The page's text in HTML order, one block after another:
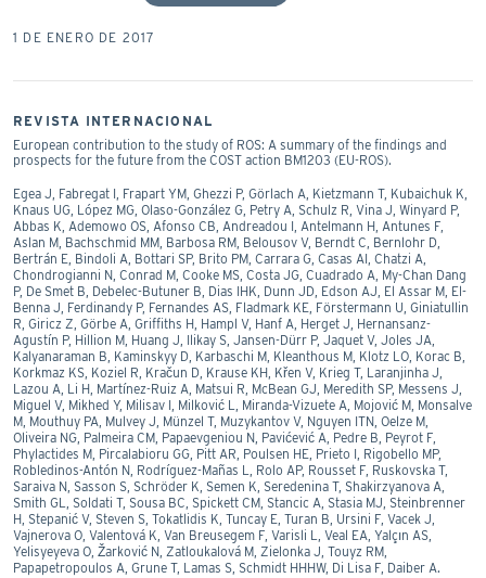
1 DE ENERO DE 2017
REVISTA INTERNACIONAL
European contribution to the study of ROS: A summary of the findings and
prospects for the future from the COST action BM1203 (EU-ROS).
Egea J, Fabregat I, Frapart YM, Ghezzi P, Görlach A, Kietzmann T, Kubaichuk K,
Knaus UG, López MG, Olaso-González G, Petry A, Schulz R, Vina J, Winyard P,
Abbas K, Ademowo OS, Afonso CB, Andreadou I, Antelmann H, Antunes F,
Aslan M, Bachschmid MM, Barbosa RM, Belousov V, Berndt C, Bernlohr D,
Bertrán E, Bindoli A, Bottari SP, Brito PM, Carrara G, Casas AI, Chatzi A,
Chondrogianni N, Conrad M, Cooke MS, Costa JG, Cuadrado A, My-Chan Dang
P, De Smet B, Debelec-Butuner B, Dias IHK, Dunn JD, Edson AJ, El Assar M, El-
Benna J, Ferdinandy P, Fernandes AS, Fladmark KE, Förstermann U, Giniatullin
R, Giricz Z, Görbe A, Griffiths H, Hampl V, Hanf A, Herget J, Hernansanz-
Agustín P, Hillion M, Huang J, Ilikay S, Jansen-Dürr P, Jaquet V, Joles JA,
Kalyanaraman B, Kaminskyy D, Karbaschi M, Kleanthous M, Klotz LO, Korac B,
Korkmaz KS, Koziel R, Kračun D, Krause KH, Křen V, Krieg T, Laranjinha J,
Lazou A, Li H, Martínez-Ruiz A, Matsui R, McBean GJ, Meredith SP, Messens J,
Miguel V, Mikhed Y, Milisav I, Milković L, Miranda-Vizuete A, Mojović M, Monsalve
M, Mouthuy PA, Mulvey J, Münzel T, Muzykantov V, Nguyen ITN, Oelze M,
Oliveira NG, Palmeira CM, Papaevgeniou N, Pavićević A, Pedre B, Peyrot F,
Phylactides M, Pircalabioru GG, Pitt AR, Poulsen HE, Prieto I, Rigobello MP,
Robledinos-Antón N, Rodríguez-Mañas L, Rolo AP, Rousset F, Ruskovska T,
Saraiva N, Sasson S, Schröder K, Semen K, Seredenina T, Shakirzyanova A,
Smith GL, Soldati T, Sousa BC, Spickett CM, Stancic A, Stasia MJ, Steinbrenner
H, Stepanić V, Steven S, Tokatlidis K, Tuncay E, Turan B, Ursini F, Vacek J,
Vajnerova O, Valentová K, Van Breusegem F, Varisli L, Veal EA, Yalçın AS,
Yelisyeyeva O, Žarković N, Zatloukalová M, Zielonka J, Touyz RM,
Papapetropoulos A, Grune T, Lamas S, Schmidt HHHW, Di Lisa F, Daiber A.